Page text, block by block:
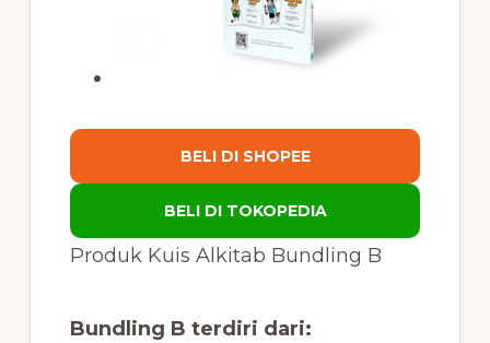
BELI DI SHOPEE
BELI DI TOKOPEDIA
Produk Kuis Alkitab Bundling B
Bundling B terdiri dari: